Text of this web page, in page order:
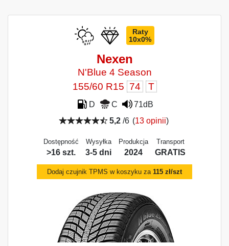
Raty
10x0%
Nexen
N'Blue 4 Season
155/60 R15 74 T
D C
71dB
5,2/6 (13 opinii)
Dostępność
>16 szt.
Wysyłka
3-5 dni
Produkcja
2024
Transport
GRATIS
Dodaj czujnik TPMS w koszyku za 115 zł/szt